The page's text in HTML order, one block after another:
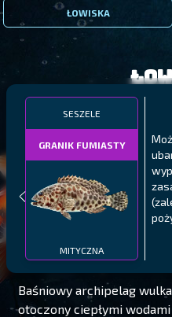
ŁOWISKA
SESZELE
GRANIK FUMIASTY
MITYCZNA
Baśniowy archipelag
otoczony ciepłymi